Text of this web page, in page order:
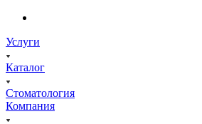
Услуги
Каталог
Стоматология
Компания